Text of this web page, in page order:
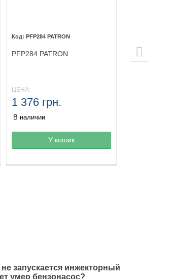
Товар в корзине
PFP284 PATRON
PFP284 PATRON
ЦЕНА:
1 376 грн.
В наличии
У кошик
запускается инжекторный
умер бензонасос?